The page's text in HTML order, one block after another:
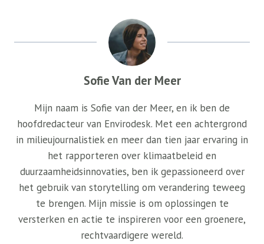
Sofie Van der Meer
Mijn naam is Sofie van der Meer, en ik ben de
hoofdredacteur van Envirodesk. Met een achtergrond
in milieujournalistiek en meer dan tien jaar ervaring in
het rapporteren over klimaatbeleid en
duurzaamheidsinnovaties, ben ik gepassioneerd over
het gebruik van storytelling om verandering teweeg
te brengen. Mijn missie is om oplossingen te
versterken en actie te inspireren voor een groenere,
rechtvaardigere wereld.